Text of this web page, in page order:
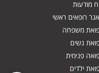
מודעות
רופאים ראשי
משפחה
נשים
פנימית
ילדים